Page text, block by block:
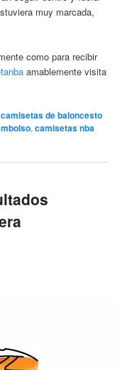
muy marcada,
como para recibir
amablemente visita
camisetas de baloncesto
,camisetas nba